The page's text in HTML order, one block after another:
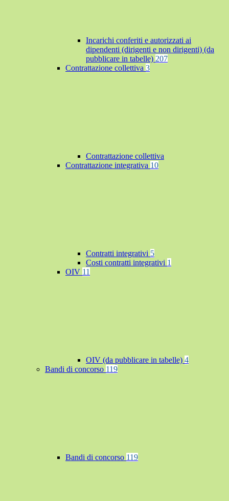
Incarichi conferiti e autorizzati ai
dipendenti (dirigenti e non dirigenti) (da
pubblicare in tabelle) 207
Contrattazione collettiva 3
Contrattazione collettiva
Contrattazione integrativa 10
Contratti integrativi 5
Costi contratti integrativi 1
OIV 11
OIV (da pubblicare in tabelle) 4
Bandi di concorso 119
Bandi di concorso 119